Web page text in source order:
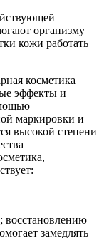
организму
кожи работать
косметика
эффекты и
маркировки и
высокой степени
восстановлению
замедлять